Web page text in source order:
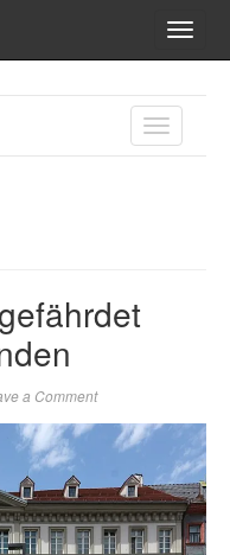
TOGGLE
a Comment